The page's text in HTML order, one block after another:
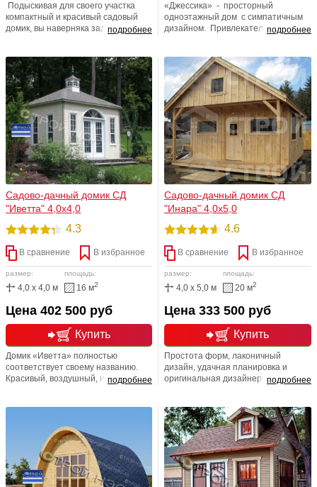
подробнее
Подыскивая для своего участка
компактный и красивый садовый
домик, вы наверняка задержите
сконцентрировать все самое
лучшее, уместив это в небольшие
размеры. Купите скорее в компании
СТРОЙ НЭС-АБ дом -времянку
совсем недорого и в очень сжатые
сроки!
подробнее
«Джессика» - просторный
одноэтажный дом с симпатичным
дизайном. Привлекательный
цена сделали этот домик одним из
самых популярных в нашем
каталоге. Не теряйте времени и
смело заказывайте недорогой
домик для дачи по фантастической
цене!
Садово-дачный домик СД
"Иветта" 4,0х4,0
4.3
В сравнение В избранное
размер:
4,0 x 4,0 м
площадь:
16 м2
Купить
Цена 402 500 руб
подробнее
Домик «Иветта» полностью
соответствует своему названию.
Красивый, воздушный, невероятно
свежем воздухе, то наверняка
сможете оценить этот дом по
достоинству. Любая размерная
линейка!
Садово-дачный домик СД
"Инара" 4,0х5,0
4.6
В сравнение В избранное
размер:
4,0 x 5,0 м
площадь:
20 м2
Купить
Цена 333 500 руб
подробнее
Простота форм, лаконичный
дизайн, удачная планировка и
оригинальная дизайнерская
строение обшито имитацией под
брус, внутри обшито вагонкой
хвойных пород, утеплено
минеральной ватой фирмы
"Кнауф". Пароизоляция -пергамин.
Кровельный материал на выбор:
мягкая либо металлочерепица.